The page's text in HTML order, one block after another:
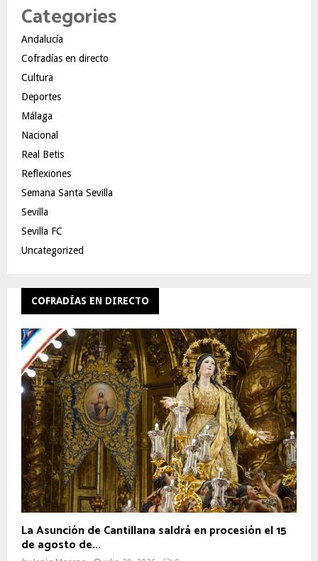
Categories
Andalucía
Cofradías en directo
Cultura
Deportes
Málaga
Nacional
Real Betis
Reflexiones
Semana Santa Sevilla
Sevilla
Sevilla FC
Uncategorized
COFRADÍAS EN DIRECTO
La Asunción de Cantillana saldrá en procesión el 15
de agosto de...